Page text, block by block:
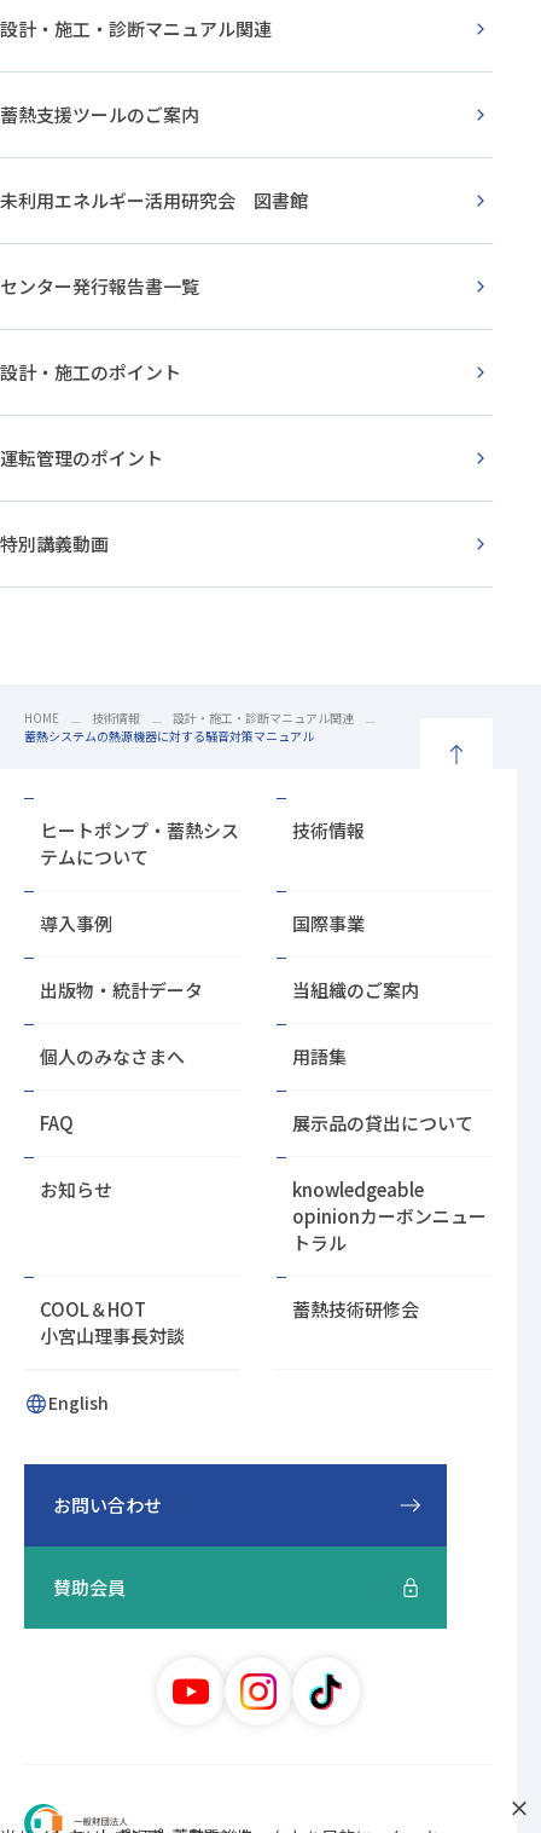
設計・施工・診断マニュアル関連
蓄熱支援ツールのご案内
未利用エネルギー活用研究会 図書館
センター発行報告書一覧
設計・施工のポイント
運転管理のポイント
特別講義動画
HOME 技術情報
設計・施工・診断マニュアル関連
蓄熱システムの熱源機器に対する騒音対策マニュアル
ペ
ヒートポンプ・蓄熱シス
テムについて
技術情報
導入事例 国際事業
出版物・統計データ 当組織のご案内
個人のみなさまへ 用語集
FAQ 展示品の貸出について
お知らせ
knowledgeable
opinionカーボンニュー
トラル
COOL＆HOT
小宮山理事長対談
蓄熱技術研修会
English
お問い合わせ
賛助会員